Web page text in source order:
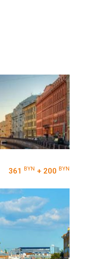
361 BYN + 200 BYN